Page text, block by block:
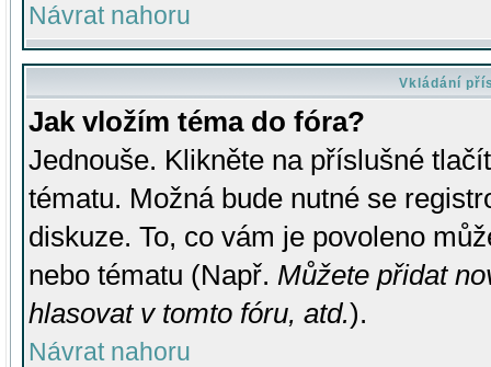
Návrat nahoru
Vkládání
Jak vložím téma do fóra?
Jednouše. Klikněte na příslušné
tématu. Možná bude nutné se
diskuze. To, co vám je povoleno
nebo tématu (Např. Můžete přidat
hlasovat v tomto fóru, atd.).
Návrat nahoru